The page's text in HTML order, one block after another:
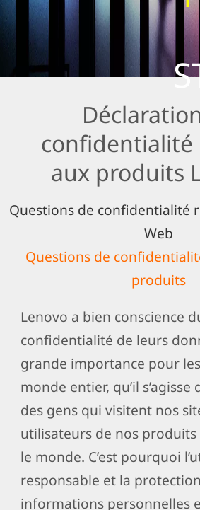
confidentialité
aux produits
Questions de confidentialité
Web
Questions de
produits
Lenovo a bien conscience
confidentialité de leurs
grande importance pour
monde entier, qu’il s’agisse
des gens qui visitent nos
utilisateurs de nos
le monde. C’est pourquoi
responsable et la
informations personnelles